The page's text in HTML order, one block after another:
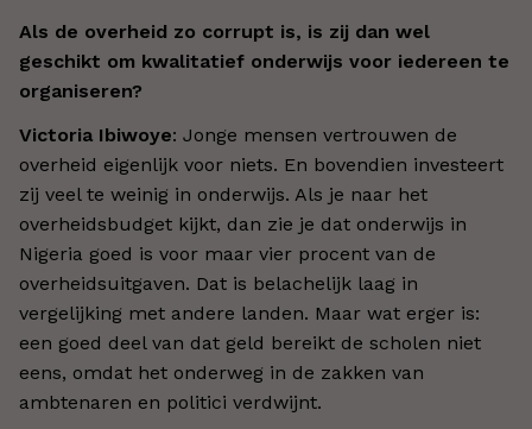
Als de overheid zo corrupt is, is zij dan wel
geschikt om kwalitatief onderwijs voor iedereen te
organiseren?
Victoria Ibiwoye: Jonge mensen vertrouwen de
overheid eigenlijk voor niets. En bovendien investeert
zij veel te weinig in onderwijs. Als je naar het
overheidsbudget kijkt, dan zie je dat onderwijs in
Nigeria goed is voor maar vier procent van de
overheidsuitgaven. Dat is belachelijk laag in
vergelijking met andere landen. Maar wat erger is:
een goed deel van dat geld bereikt de scholen niet
eens, omdat het onderweg in de zakken van
ambtenaren en politici verdwijnt.